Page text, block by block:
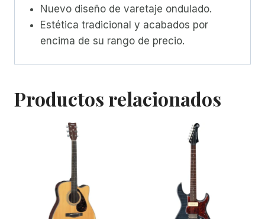
Nuevo diseño de varetaje ondulado.
Estética tradicional y acabados por
encima de su rango de precio.
Productos relacionados